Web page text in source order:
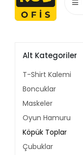
Alt Kategoriler
T-Shirt Kalemi
Boncuklar
Maskeler
Oyun Hamuru
Köpük Toplar
Çubuklar